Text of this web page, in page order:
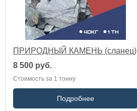
ПРИРОДНЫЙ КАМЕНЬ (сланец)
8 500 руб.
Стоимость за 1 тонну
Подробнее